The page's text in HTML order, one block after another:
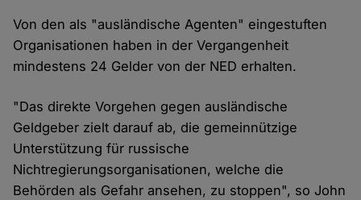
Von den als "ausländische Agenten" eingestuften
Organisationen haben in der Vergangenheit
mindestens 24 Gelder von der NED erhalten.
"Das direkte Vorgehen gegen ausländische
Geldgeber zielt darauf ab, die gemeinnützige
Unterstützung für russische
Nichtregierungsorganisationen, welche die
Behörden als Gefahr ansehen, zu stoppen", so John